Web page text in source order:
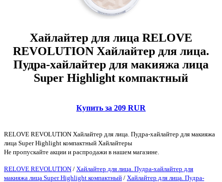
Хайлайтер для лица RELOVE
REVOLUTION Хайлайтер для лица.
Пудра-хайлайтер для макияжа лица
Super Highlight компактный
Купить за 209 RUR
RELOVE REVOLUTION Хайлайтер для лица. Пудра-хайлайтер для макияжа
лица Super Highlight компактный Хайлайтеры
Не пропускайте акции и распродажи в нашем магазине.
RELOVE REVOLUTION / Хайлайтер для лица. Пудра-хайлайтер для
макияжа лица Super Highlight компактный / Хайлайтер для лица. Пудра-